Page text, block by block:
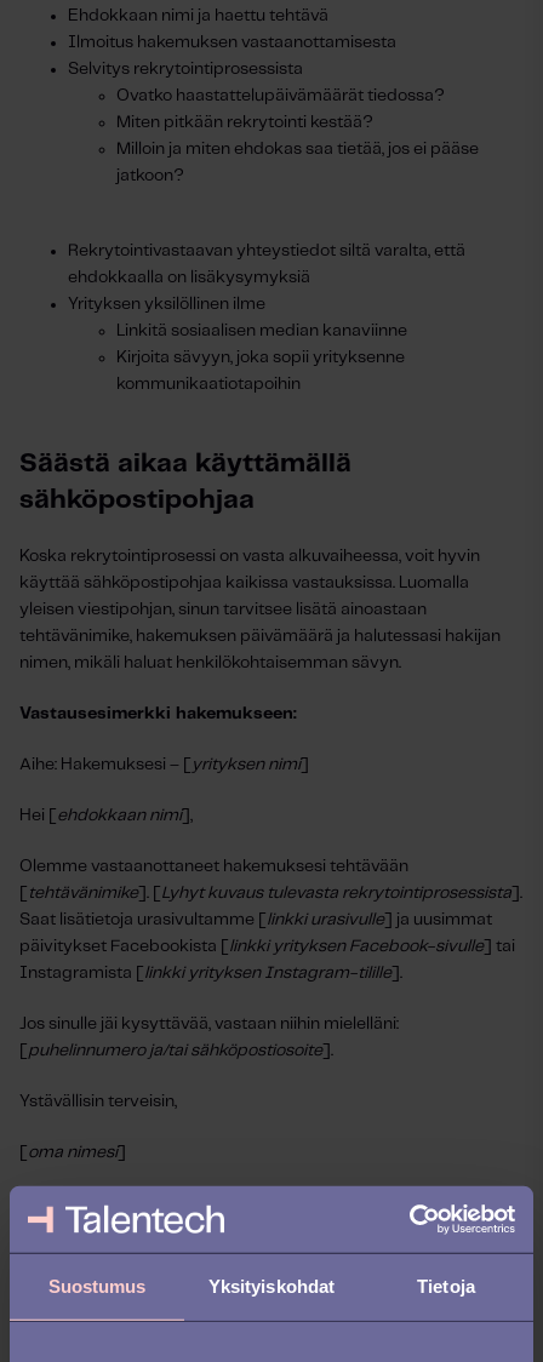
Suostumus Yksityiskohdat Tietoja
Ehdokkaan nimi ja haettu tehtävä
Ilmoitus hakemuksen vastaanottamisesta
Selvitys rekrytointiprosessista
Ovatko haastattelupäivämäärät tiedossa?
Miten pitkään rekrytointi kestää?
Milloin ja miten ehdokas saa tietää, jos ei pääse
jatkoon?
Rekrytointivastaavan yhteystiedot siltä varalta, että
ehdokkaalla on lisäkysymyksiä
Yrityksen yksilöllinen ilme
Linkitä sosiaalisen median kanaviinne
Kirjoita sävyyn, joka sopii yrityksenne
kommunikaatiotapoihin
Säästä aikaa käyttämällä
sähköpostipohjaa
Koska rekrytointiprosessi on vasta alkuvaiheessa, voit hyvin
käyttää sähköpostipohjaa kaikissa vastauksissa. Luomalla
yleisen viestipohjan, sinun tarvitsee lisätä ainoastaan
tehtävänimike, hakemuksen päivämäärä ja halutessasi hakijan
nimen, mikäli haluat henkilökohtaisemman sävyn.
Vastausesimerkki hakemukseen:
Aihe: Hakemuksesi – [ yrityksen nimi]
Hei [ ehdokkaan nimi],
Olemme vastaanottaneet hakemuksesi tehtävään
tehtävänimike]. [ Lyhyt kuvaus tulevasta rekrytointiprosessista ].
Saat lisätietoja urasivultamme [ linkki urasivulle] ja uusimmat
päivitykset Facebookista [ linkki yrityksen Facebook-sivulle] tai
Instagramista [ linkki yrityksen Instagram-tilille].
Jos sinulle jäi kysyttävää, vastaan niihin mielelläni:
puhelinnumero ja/tai sähköpostiosoite].
Ystävällisin terveisin,
oma nimesi]
Sähköpostiallekirjoitusi yhteystietoineen